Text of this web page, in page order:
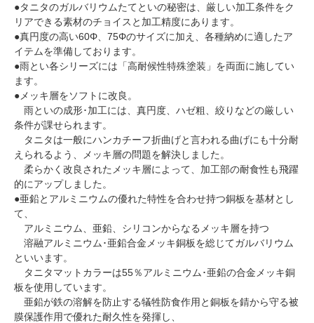
●タニタのガルバリウムたてといの秘密は、厳しい加工条件をク
リアできる素材のチョイスと加工精度にあります。
●真円度の高い60Φ、75Φのサイズに加え、各種納めに適したア
イテムを準備しております。
●雨とい各シリーズには「高耐候性特殊塗装」を両面に施してい
ます。
●メッキ層をソフトに改良。
雨といの成形･加工には、真円度、ハゼ粗、絞りなどの厳しい
条件が課せられます。
タニタは一般にハンカチーフ折曲げと言われる曲げにも十分耐
えられるよう、メッキ層の問題を解決しました。
柔らかく改良されたメッキ層によって、加工部の耐食性も飛躍
的にアップしました。
●亜鉛とアルミニウムの優れた特性を合わせ持つ銅板を基材とし
て、
アルミニウム、亜鉛、シリコンからなるメッキ層を持つ
溶融アルミニウム･亜鉛合金メッキ銅板を総じてガルバリウム
といいます。
タニタマットカラーは55％アルミニウム･亜鉛の合金メッキ銅
板を使用しています。
亜鉛が鉄の溶解を防止する犠牲防食作用と銅板を錆から守る被
膜保護作用で優れた耐久性を発揮し、